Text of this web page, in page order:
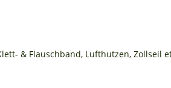
& Flauschband, Lufthutzen, Zollseil